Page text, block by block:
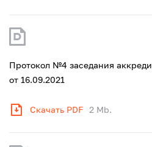
Протокол №4 заседания
от 16.09.2021
Скачать PDF 2 Mb.